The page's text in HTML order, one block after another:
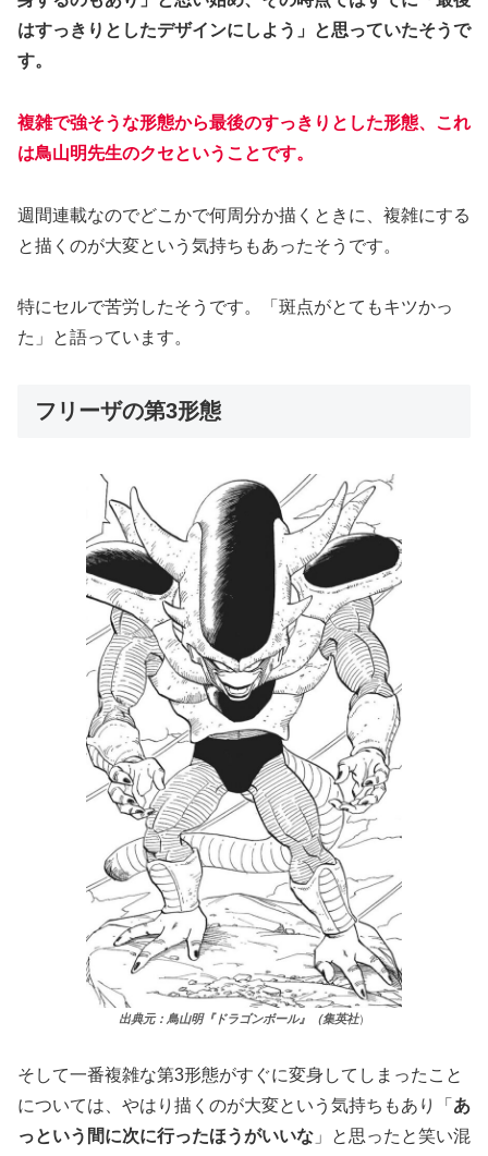
はすっきりとしたデザインにしよう」と思っていたそうで
す。
複雑で強そうな形態から最後のすっきりとした形態、これ
は鳥山明先生のクセということです。
週間連載なのでどこかで何周分か描くときに、複雑にする
と描くのが大変という気持ちもあったそうです。
特にセルで苦労したそうです。「斑点がとてもキツかっ
た」と語っています。
フリーザの第3形態
出典元：鳥山明『ドラゴンボール』（集英社）
そして一番複雑な第3形態がすぐに変身してしまったこと
については、やはり描くのが大変という気持ちもあり「 あ
っという間に次に行ったほうがいいな 」と思ったと笑い混